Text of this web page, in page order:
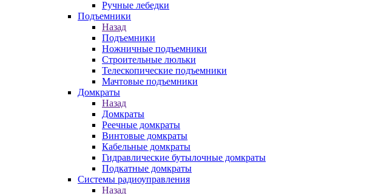
Ручные лебедки
Подъемники
Назад
Подъемники
Ножничные подъемники
Строительные люльки
Телескопические подъемники
Мачтовые подъемники
Домкраты
Назад
Домкраты
Реечные домкраты
Винтовые домкраты
Кабельные домкраты
Гидравлические бутылочные домкраты
Подкатные домкраты
Системы радиоуправления
Назад